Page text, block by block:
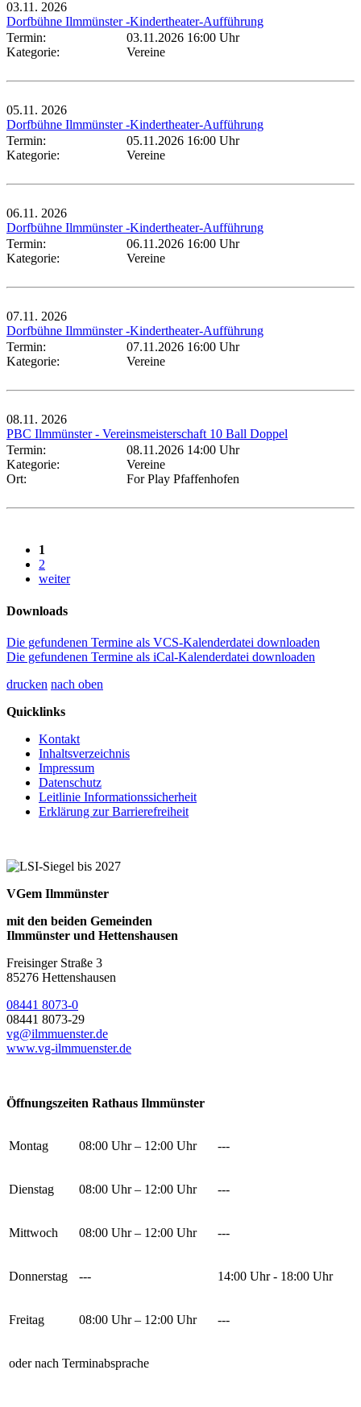
03.11. 2026
Dorfbühne Ilmmünster -Kindertheater-Aufführung
Termin:
03.11.2026 16:00 Uhr
Kategorie:
Vereine
05.11. 2026
Dorfbühne Ilmmünster -Kindertheater-Aufführung
Termin:
05.11.2026 16:00 Uhr
Kategorie:
Vereine
06.11. 2026
Dorfbühne Ilmmünster -Kindertheater-Aufführung
Termin:
06.11.2026 16:00 Uhr
Kategorie:
Vereine
07.11. 2026
Dorfbühne Ilmmünster -Kindertheater-Aufführung
Termin:
07.11.2026 16:00 Uhr
Kategorie:
Vereine
08.11. 2026
PBC Ilmmünster - Vereinsmeisterschaft 10 Ball Doppel
Termin:
08.11.2026 14:00 Uhr
Kategorie:
Vereine
Ort:
For Play Pfaffenhofen
1
2
weiter
Downloads
Die gefundenen Termine als VCS-Kalenderdatei downloaden
Die gefundenen Termine als iCal-Kalenderdatei downloaden
drucken nach oben
Quicklinks
Kontakt
Inhaltsverzeichnis
Impressum
Datenschutz
Leitlinie Informationssicherheit
Erklärung zur Barrierefreiheit
VGem Ilmmünster
mit den beiden Gemeinden
Ilmmünster und Hettenshausen
Freisinger Straße 3
85276 Hettenshausen
08441 8073-0
08441 8073-29
vg@ilmmuenster.de
www.vg-ilmmuenster.de
Öffnungszeiten Rathaus Ilmmünster
Montag 08:00 Uhr – 12:00 Uhr ---
Dienstag 08:00 Uhr – 12:00 Uhr ---
Mittwoch 08:00 Uhr – 12:00 Uhr ---
Donnerstag --- 14:00 Uhr - 18:00 Uhr
Freitag 08:00 Uhr – 12:00 Uhr ---
oder nach Terminabsprache